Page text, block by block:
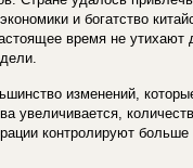
и богатство
время не утихают
изменений,
увеличивается,
контролируют больше